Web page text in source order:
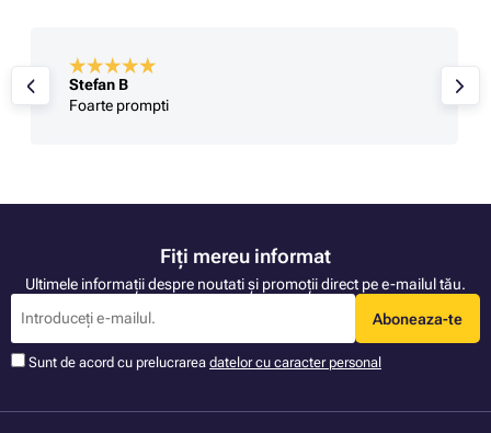
Stefan B
Foarte prompti
Fiți mereu informat
Ultimele informații despre noutati și promoții direct pe e-mailul tău.
Aboneaza-te
Sunt de acord cu prelucrarea datelor cu caracter personal